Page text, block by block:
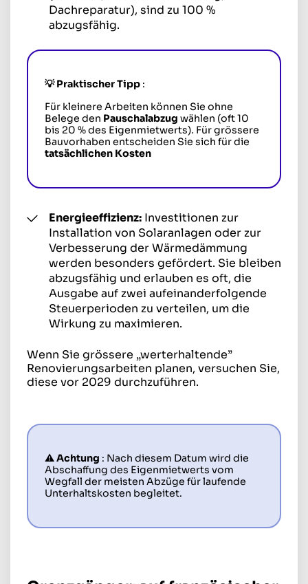
Dachreparatur), sind zu 100 %
abzugsfähig.
💡 Praktischer Tipp :
Für kleinere Arbeiten können Sie ohne
Belege den Pauschalabzug wählen (oft 10
bis 20 % des Eigenmietwerts). Für grössere
Bauvorhaben entscheiden Sie sich für die
tatsächlichen Kosten
Energieeffizienz: Investitionen zur
Installation von Solaranlagen oder zur
Verbesserung der Wärmedämmung
werden besonders gefördert. Sie bleiben
abzugsfähig und erlauben es oft, die
Ausgabe auf zwei aufeinanderfolgende
Steuerperioden zu verteilen, um die
Wirkung zu maximieren.
Wenn Sie grössere „werterhaltende”
Renovierungsarbeiten planen, versuchen Sie,
diese vor 2029 durchzuführen.
⚠️ Achtung : Nach diesem Datum wird die
Abschaffung des Eigenmietwerts vom
Wegfall der meisten Abzüge für laufende
Unterhaltskosten begleitet.